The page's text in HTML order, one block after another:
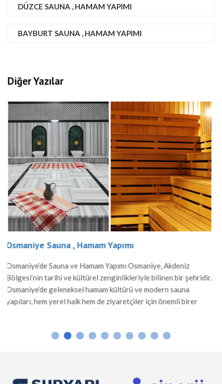
DÜZCE SAUNA , HAMAM YAPIMI
BAYBURT SAUNA , HAMAM YAPIMI
Diğer Yazılar
bir şehridir.
sauna
birer
Ordu Sauna , Hamam Yapımı
Ordu’da Sauna ve Hamam Yapımı Ordu,
doğal güzellikleriyle ünlü bir şehri olarak,
kültürü ve modern sauna yapılarıyla da dikkat
Yapımı Ordu’da hamamlar, Osmanlı döneminden
süregelen mimari özelliklerle inşa edilir. Mermer
malzemelerle yapılan bu hamamlar, sıcak suyun
rahatlama ve sosyal etkileşim alanı olarak